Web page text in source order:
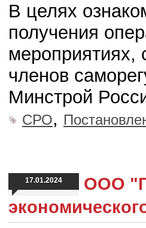
В целях
получения
мероприятиях,
членов
Минстрой
СРО,
17.01.2024
ООО